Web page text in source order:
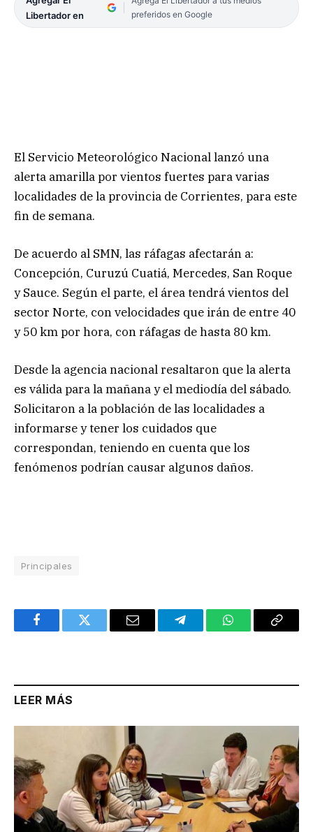
Libertador en
preferidos en Google
El Servicio Meteorológico Nacional lanzó una
alerta amarilla por vientos fuertes para varias
localidades de la provincia de Corrientes, para este
fin de semana.
De acuerdo al SMN, las ráfagas afectarán a:
Concepción, Curuzú Cuatiá, Mercedes, San Roque
y Sauce. Según el parte, el área tendrá vientos del
sector Norte, con velocidades que irán de entre 40
y 50 km por hora, con ráfagas de hasta 80 km.
Desde la agencia nacional resaltaron que la alerta
es válida para la mañana y el mediodía del sábado.
Solicitaron a la población de las localidades a
informarse y tener los cuidados que
correspondan, teniendo en cuenta que los
fenómenos podrían causar algunos daños.
Principales
FacebookTwitter Email TelegramWhatsAppCopy
LEER MÁS